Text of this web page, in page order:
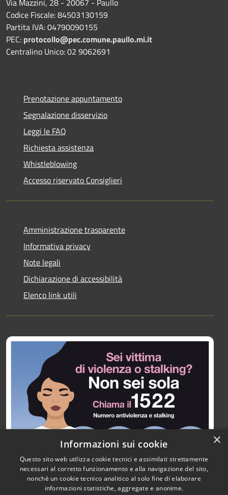
Codice Fiscale: 84503130159
Partita IVA: 04790090155
PEC: protocollo@pec.comune.paullo.mi.it
Centralino Unico: 02 9062691
Prenotazione appuntamento
Segnalazione disservizio
Leggi le FAQ
Richiesta assistenza
Whistleblowing
Accesso riservato Consiglieri
Amministrazione trasparente
Informativa privacy
Note legali
Dichiarazione di accessibilità
Elenco link utili
Copyright © 2026 • Città di
×
Informazioni sui cookie
Questo sito web utilizza cookie tecnici e assimilati strettamente
necessari al corretto funzionamento e alla navigazione del sito,
nonché un cookie tecnico analitico al solo fine di elaborare
informazioni statistiche, aggregate e anonime.